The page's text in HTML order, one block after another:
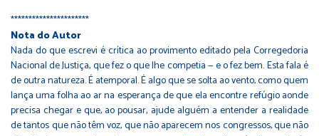
**********************
Nota do Autor
Nada do que escrevi é crítica ao provimento editado pela Corregedoria
Nacional de Justiça, que fez o que lhe competia — e o fez bem. Esta fala é
de outra natureza. É atemporal. É algo que se solta ao vento, como quem
lança uma folha ao ar na esperança de que ela encontre refúgio aonde
precisa chegar e que, ao pousar, ajude alguém a entender a realidade
de tantos que não têm voz, que não aparecem nos congressos, que não